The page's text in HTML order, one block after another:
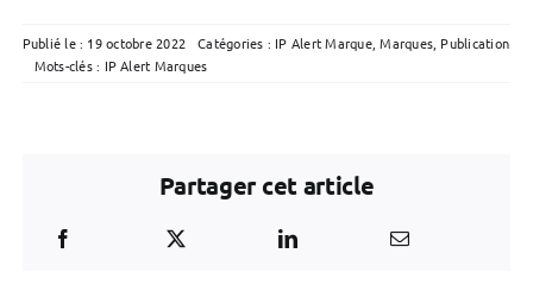
Publié le : 19 octobre 2022 Catégories : IP Alert Marque,Marques Publication
Mots-clés : IP Alert Marques
Partager cet article